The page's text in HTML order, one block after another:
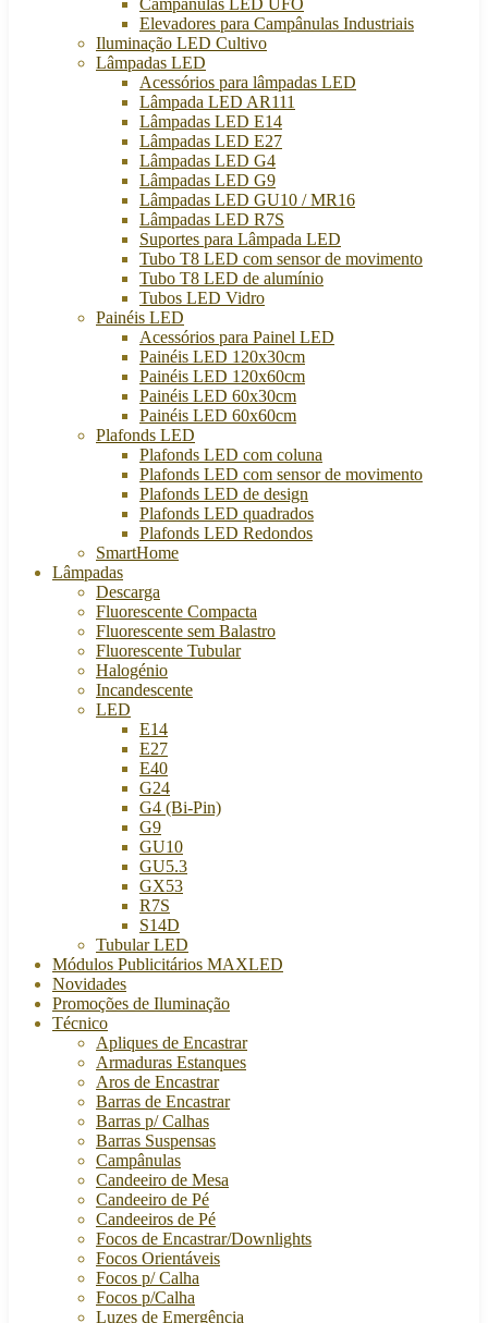
Campânulas LED UFO
Elevadores para Campânulas Industriais
Iluminação LED Cultivo
Lâmpadas LED
Acessórios para lâmpadas LED
Lâmpada LED AR111
Lâmpadas LED E14
Lâmpadas LED E27
Lâmpadas LED G4
Lâmpadas LED G9
Lâmpadas LED GU10 / MR16
Lâmpadas LED R7S
Suportes para Lâmpada LED
Tubo T8 LED com sensor de movimento
Tubo T8 LED de alumínio
Tubos LED Vidro
Painéis LED
Acessórios para Painel LED
Painéis LED 120x30cm
Painéis LED 120x60cm
Painéis LED 60x30cm
Painéis LED 60x60cm
Plafonds LED
Plafonds LED com coluna
Plafonds LED com sensor de movimento
Plafonds LED de design
Plafonds LED quadrados
Plafonds LED Redondos
SmartHome
Lâmpadas
Descarga
Fluorescente Compacta
Fluorescente sem Balastro
Fluorescente Tubular
Halogénio
Incandescente
LED
E14
E27
E40
G24
G4 (Bi-Pin)
G9
GU10
GU5.3
GX53
R7S
S14D
Tubular LED
Módulos Publicitários MAXLED
Novidades
Promoções de Iluminação
Técnico
Apliques de Encastrar
Armaduras Estanques
Aros de Encastrar
Barras de Encastrar
Barras p/ Calhas
Barras Suspensas
Campânulas
Candeeiro de Mesa
Candeeiro de Pé
Candeeiros de Pé
Focos de Encastrar/Downlights
Focos Orientáveis
Focos p/ Calha
Focos p/Calha
Luzes de Emergência